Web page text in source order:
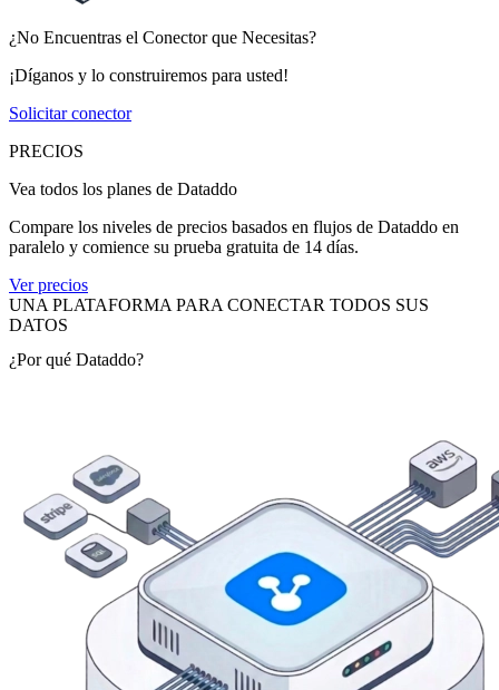
¿No Encuentras el Conector que Necesitas?
¡Díganos y lo construiremos para usted!
Solicitar conector
PRECIOS
Vea todos los planes de Dataddo
Compare los niveles de precios basados en flujos de Dataddo en
paralelo y comience su prueba gratuita de 14 días.
Ver precios
UNA PLATAFORMA PARA CONECTAR TODOS SUS
DATOS
¿Por qué Dataddo?